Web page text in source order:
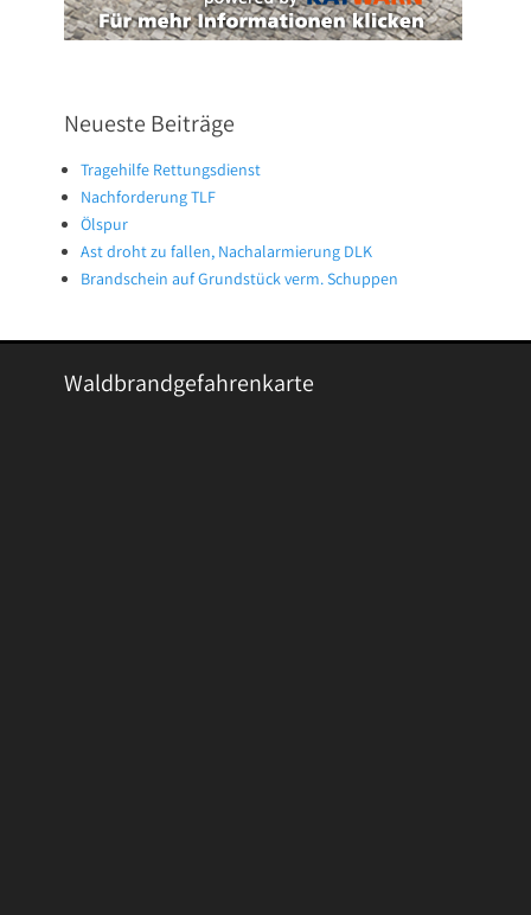
Neueste Beiträge
Tragehilfe Rettungsdienst
Nachforderung TLF
Ölspur
Ast droht zu fallen, Nachalarmierung DLK
Brandschein auf Grundstück verm. Schuppen
Waldbrandgefahrenkarte